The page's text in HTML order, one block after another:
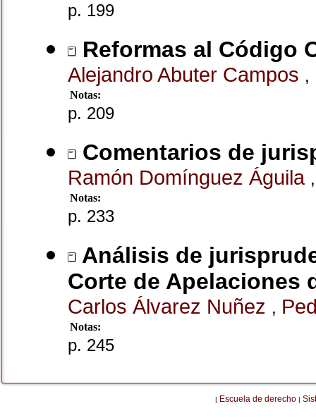
p. 199
Reformas al Código
Alejandro Abuter Campos ,
Notas:
p. 209
Comentarios de
Ramón Domínguez Águila ,
Notas:
p. 233
Análisis de
Corte de Apelaciones
Carlos Álvarez Nuñez ,
Notas:
p. 245
| Escuela de derecho |